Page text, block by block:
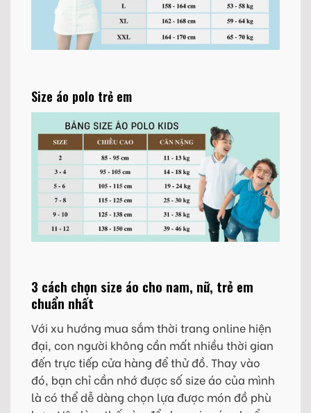
Size áo polo trẻ em
3 cách chọn size áo cho nam, nữ, trẻ em
chuẩn nhất
Với xu hướng mua sắm thời trang online hiện
đại, con người không cần mất nhiều thời gian
đến trực tiếp cửa hàng để thử đồ. Thay vào
đó, bạn chỉ cần nhớ được số size áo của mình
là có thể dễ dàng chọn lựa được món đồ phù